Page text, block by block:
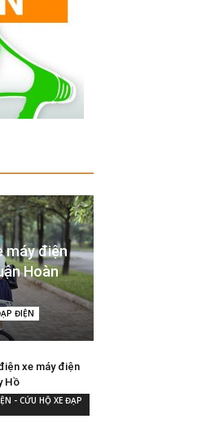
máy điện
Hoàn
ĐIỆN
xe máy điện
Hồ
- CỨU HỘ XE ĐẠP